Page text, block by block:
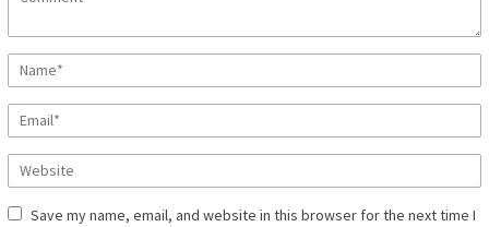
Save my name, email, and website in this browser for the next time I